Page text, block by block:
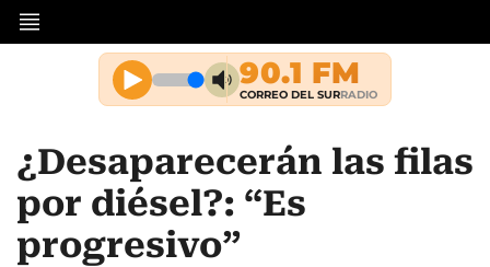
¿Desaparecerán las filas
por diésel?: “Es
progresivo”